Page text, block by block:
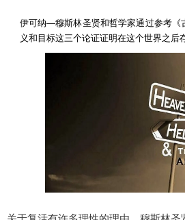
伊可纳—穆斯林圣贤和哲学家通过参考《
义和目标这三个论证证明在这个世界之后